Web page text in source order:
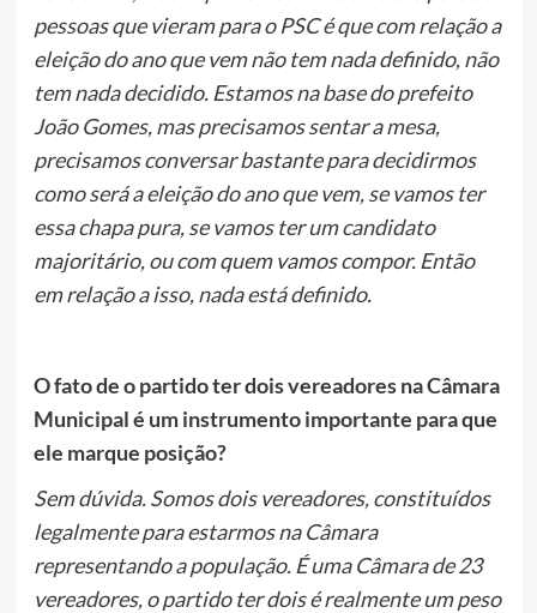
pessoas que vieram para o PSC é que com relação a
eleição do ano que vem não tem nada definido, não
tem nada decidido. Estamos na base do prefeito
João Gomes, mas precisamos sentar a mesa,
precisamos conversar bastante para decidirmos
como será a eleição do ano que vem, se vamos ter
essa chapa pura, se vamos ter um candidato
majoritário, ou com quem vamos compor. Então
em relação a isso, nada está definido.
O fato de o partido ter dois vereadores na Câmara
Municipal é um instrumento importante para que
ele marque posição?
Sem dúvida. Somos dois vereadores, constituídos
legalmente para estarmos na Câmara
representando a população. É uma Câmara de 23
vereadores, o partido ter dois é realmente um peso